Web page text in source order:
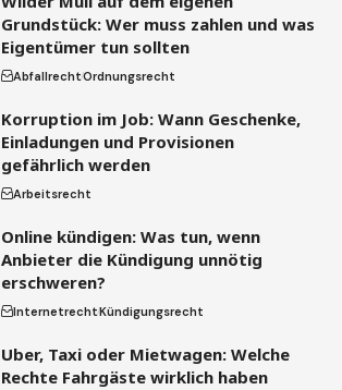
Grundstück: Wer muss zahlen und was
Eigentümer tun sollten
AbfallrechtOrdnungsrecht
Korruption im Job: Wann Geschenke,
Einladungen und Provisionen
gefährlich werden
Arbeitsrecht
Online kündigen: Was tun, wenn
Anbieter die Kündigung unnötig
erschweren?
InternetrechtKündigungsrecht
Uber, Taxi oder Mietwagen: Welche
Rechte Fahrgäste wirklich haben